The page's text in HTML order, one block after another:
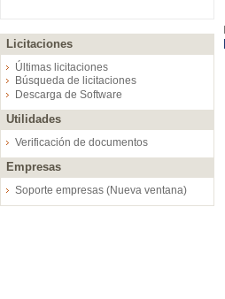
Licitaciones
Últimas licitaciones
Búsqueda de licitaciones
Descarga de Software
Utilidades
Verificación de documentos
Empresas
Soporte empresas (Nueva ventana)